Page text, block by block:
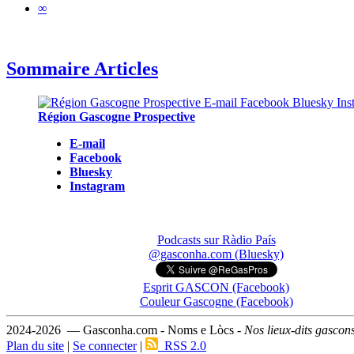
∞
Sommaire Articles
Région Gascogne Prospective
E-mail
Facebook
Bluesky
Instagram
Podcasts sur Ràdio País
@gasconha.com (Bluesky)
Esprit GASCON (Facebook)
Couleur Gascogne (Facebook)
2024-2026 — Gasconha.com - Noms e Lòcs - Nos lieux-dits
Plan du site | Se connecter| RSS 2.0